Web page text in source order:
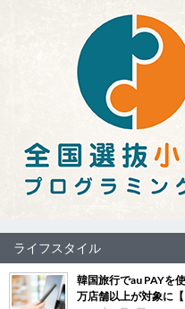
ライフスタイル
韓国旅行でau PAYを
万店舗以上が対象に【